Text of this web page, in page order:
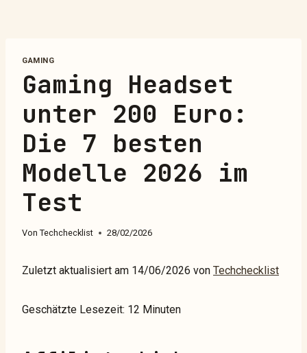
GAMING
Gaming Headset
unter 200 Euro:
Die 7 besten
Modelle 2026 im
Test
Von Techchecklist 28/02/2026
Zuletzt aktualisiert am 14/06/2026 von Techchecklist
Geschätzte Lesezeit: 12 Minuten